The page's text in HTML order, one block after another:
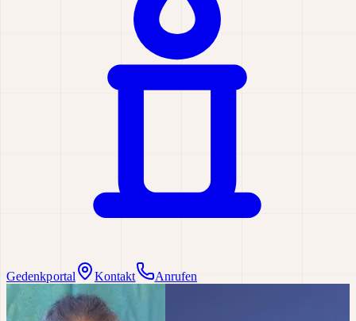
Gedenkportal Kontakt Anrufen